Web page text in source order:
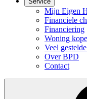
Mijn Eigen
Financiele
Financiering
Woning
Veel
Over BPD
Contact